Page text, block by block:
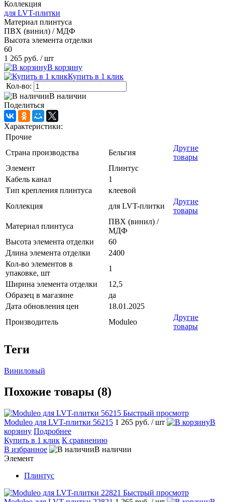
Коллекция
для LVT-плитки
Материал плинтуса
ПВХ (винил) / МДФ
Высота элемента отделки
60
1 265 руб. / шт
В корзину
Купить в 1 клик
Кол-во:
В наличии
Поделиться
Характеристики:
Прочие
Страна производства
Бельгия
Другие
товары
Элемент
Плинтус
Кабель канал
1
Тип крепления плинтуса
клеевой
Коллекция
для LVT-плитки
Другие
товары
Материал плинтуса
ПВХ (винил) /
МДФ
Высота элемента отделки
60
Длина элемента отделки
2400
Кол-во элементов в
упаковке, шт
1
Ширина элемента отделки
12,5
Образец в магазине
да
Дата обновления цен
18.01.2025
Производитель
Moduleo
Другие
товары
Теги
Виниловый
Похожие товары (8)
Быстрый просмотр
Moduleo для LVT-плитки 56215 1 265 руб. / шт
В
корзину Подробнее
Купить в 1 клик К сравнению
В избранное
В наличии
Элемент
Плинтус
Быстрый просмотр